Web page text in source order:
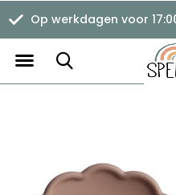
Op werkdagen voor